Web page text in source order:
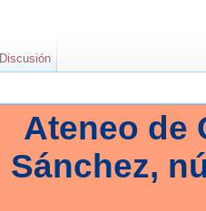
Ateneo de
Sánchez,
Discusión